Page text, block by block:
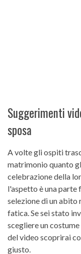
Suggerimenti
sposa
A volte gli ospiti
matrimonio quanto
celebrazione della
l'aspetto è una parte
selezione di un
fatica. Se sei stato
scegliere un
del video scoprirai
giusto.